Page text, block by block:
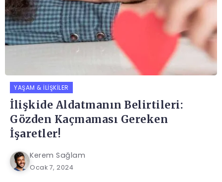
YAŞAM & İLIŞKILER
İlişkide Aldatmanın Belirtileri:
Gözden Kaçmaması Gereken
İşaretler!
Kerem Sağlam
Ocak 7, 2024